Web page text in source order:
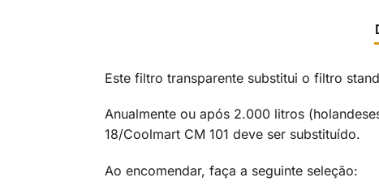
Este filtro transparente substitui o filtro
Anualmente ou após 2.000 litros
18/Coolmart CM 101 deve ser substituído.
Ao encomendar, faça a seguinte seleção: